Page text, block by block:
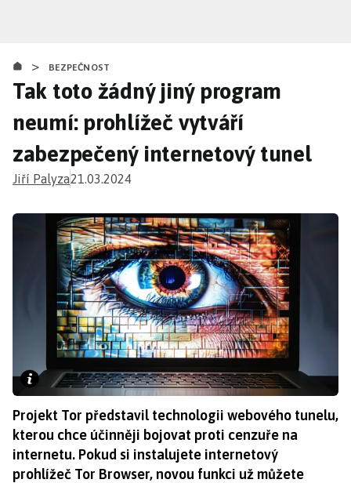
obsahu
> BEZPEČNOST
Tak toto žádný jiný program
neumí: prohlížeč vytváří
zabezpečený internetový tunel
Jiří Palyza21.03.2024
Projekt Tor představil technologii webového tunelu,
kterou chce účinněji bojovat proti cenzuře na
internetu. Pokud si instalujete internetový
prohlížeč Tor Browser, novou funkci už můžete